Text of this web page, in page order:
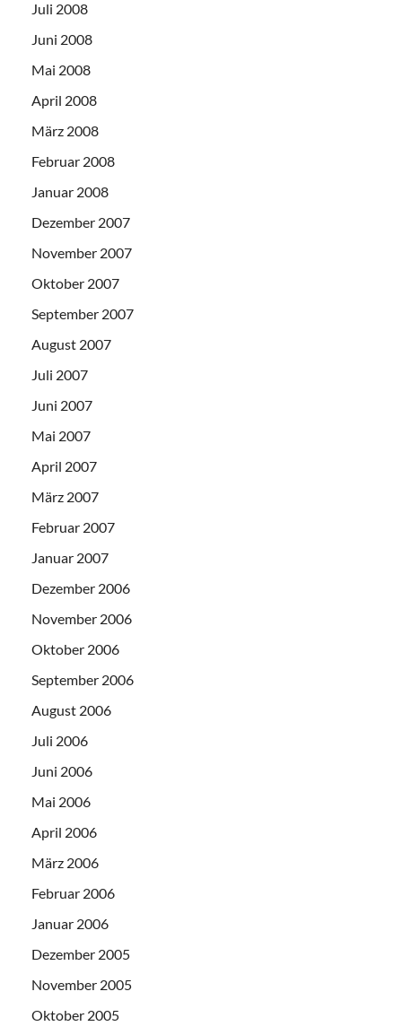
Juli 2008
Juni 2008
Mai 2008
April 2008
März 2008
Februar 2008
Januar 2008
Dezember 2007
November 2007
Oktober 2007
September 2007
August 2007
Juli 2007
Juni 2007
Mai 2007
April 2007
März 2007
Februar 2007
Januar 2007
Dezember 2006
November 2006
Oktober 2006
September 2006
August 2006
Juli 2006
Juni 2006
Mai 2006
April 2006
März 2006
Februar 2006
Januar 2006
Dezember 2005
November 2005
Oktober 2005